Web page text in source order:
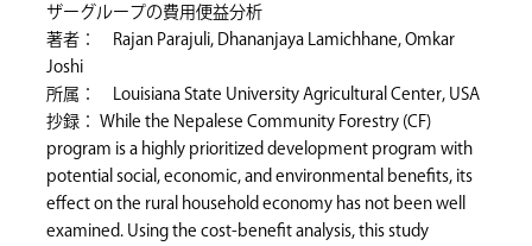
ザーグループの費用便益分析
著者： Rajan Parajuli, Dhananjaya Lamichhane, Omkar
Joshi
所属： Louisiana State University Agricultural Center, USA
抄録： While the Nepalese Community Forestry (CF)
program is a highly prioritized development program with
potential social, economic, and environmental benefits, its
effect on the rural household economy has not been well
examined. Using the cost-benefit analysis, this study